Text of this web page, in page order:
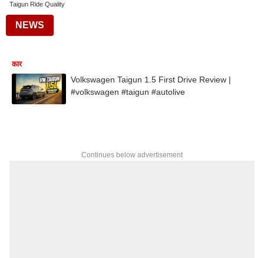
Taigun Ride Quality
NEWS
कार
Volkswagen Taigun 1.5 First Drive Review |
#volkswagen #taigun #autolive
Continues below advertisement